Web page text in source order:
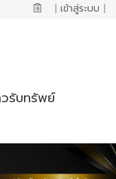
| เข้าสู่ระบบ |
วรับทรัพย์